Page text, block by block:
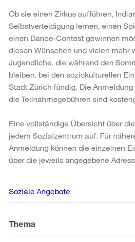
Ob sie einen Zirkus aufführen,
Selbstverteidigung lernen, einen
einen Dance-Contest gewinnen
diesen Wünschen und vielen mehr
Jugendliche, die während den
bleiben, bei den soziokulturellen
Stadt Zürich fündig. Die
die Teilnahmegebühren sind
Eine vollständige Übersicht über
jedem Sozialzentrum auf. Für
Anmeldung können die einzelnen
über die jeweils angegebene
Weitere
Informationen
Soziale Angebote
Thema